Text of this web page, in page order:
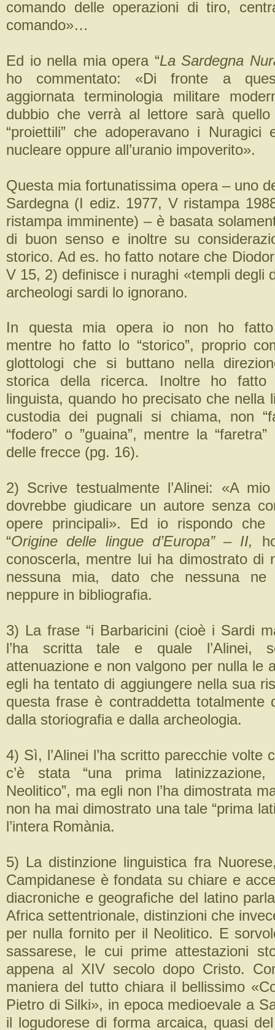
comando delle operazioni di tiro,
comando»…
Ed io nella mia opera “La Sardegna
ho commentato: «Di fronte a
aggiornata terminologia militare
dubbio che verrà al lettore sarà
“proiettili” che adoperavano i Nuragici
nucleare oppure all’uranio impoverito».
Questa mia fortunatissima opera – uno
Sardegna (I ediz. 1977, V ristampa
ristampa imminente) – è basata
di buon senso e inoltre su
storico. Ad es. ho fatto notare che
V 15, 2) definisce i nuraghi «templi degli
archeologi sardi lo ignorano.
In questa mia opera io non ho fatto
mentre ho fatto lo “storico”, proprio
glottologi che si buttano nella
storica della ricerca. Inoltre ho fatto
linguista, quando ho precisato che nella
custodia dei pugnali si chiama, non
“fodero” o ”guaina”, mentre la
delle frecce (pg. 16).
2) Scrive testualmente l’Alinei: «A
dovrebbe giudicare un autore senza
opere principali». Ed io rispondo che
“Origine delle lingue d’Europa” – II,
conoscerla, mentre lui ha dimostrato di
nessuna mia, dato che nessuna
neppure in bibliografia.
3) La frase “i Barbaricini (cioè i Sardi
l’ha scritta tale e quale l’Alinei,
attenuazione e non valgono per nulla le
egli ha tentato di aggiungere nella sua
questa frase è contraddetta totalmente
dalla storiografia e dalla archeologia.
4) Sì, l’Alinei l’ha scritto parecchie volte
c’è stata “una prima
Neolitico”, ma egli non l’ha dimostrata
non ha mai dimostrato una tale “prima
l’intera Romània.
5) La distinzione linguistica fra
Campidanese è fondata su chiare e
diacroniche e geografiche del latino
Africa settentrionale, distinzioni che
per nulla fornito per il Neolitico. E
sassarese, le cui prime attestazioni
appena al XIV secolo dopo Cristo.
maniera del tutto chiara il bellissimo
Pietro di Silki», in epoca medioevale a
il logudorese di forma arcaica, quasi